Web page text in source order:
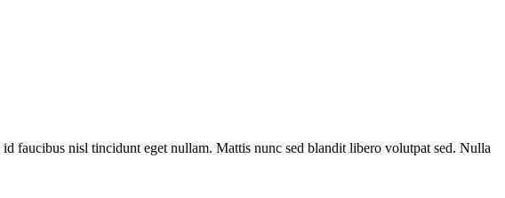
faucibus nisl tincidunt eget nullam. Mattis nunc sed blandit libero volutpat sed. Nulla